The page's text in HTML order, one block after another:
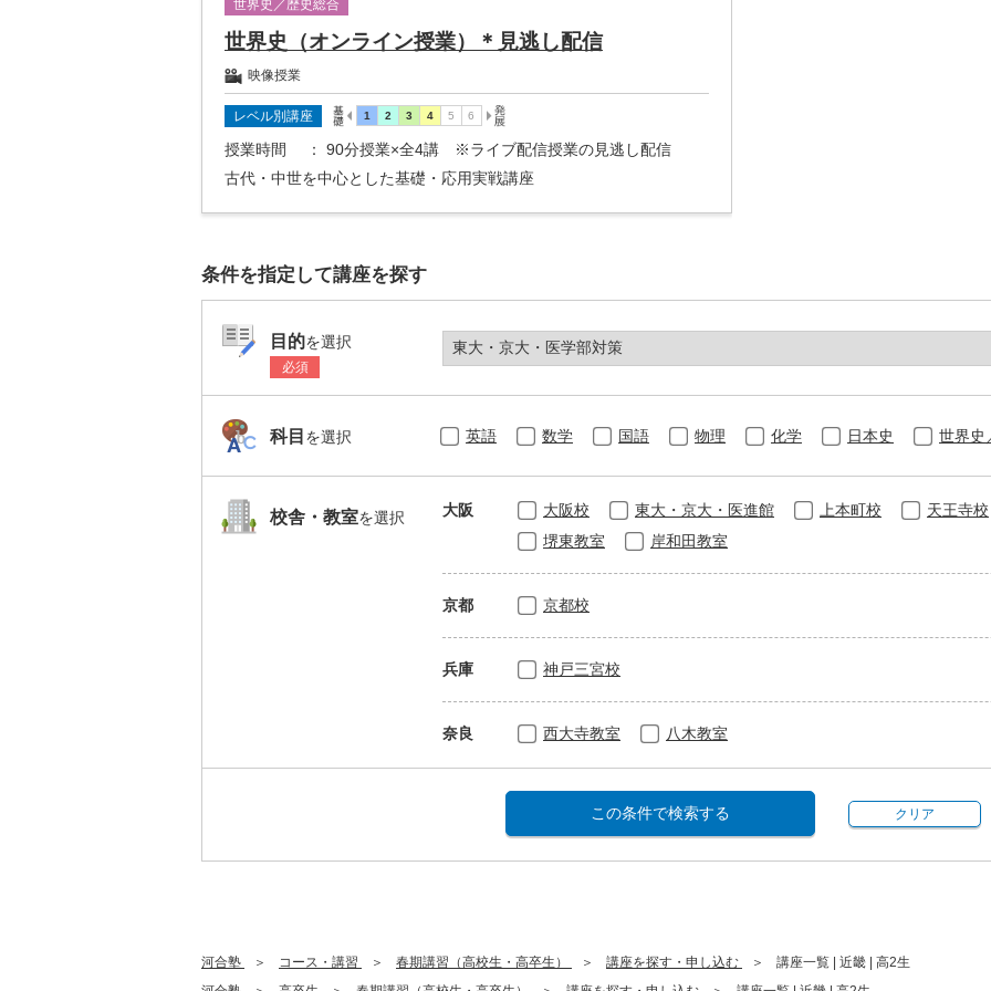
世界史／歴史総合
世界史（オンライン授業）＊見逃し配信
映像授業
レベル別講座
授業時間
： 90分授業×全4講 ※ライブ配信授業の見逃し配信
古代・中世を中心とした基礎・応用実戦講座
条件を指定して講座を探す
目的を選択
必須
科目 を選択 英語 数学 国語 物理 化学 日本史 世界史
校舎・教室を選択 大阪 大阪校 東大・京大・医進館 上本町校 天王寺校
堺東教室
岸和田教室
京都 京都校
兵庫 神戸三宮校
奈良 西大寺教室 八木教室
この条件で検索する クリア
河合塾 コース・講習 春期講習（高校生・高卒生） 講座を探す・申し込む
講座一覧 | 近畿 | 高2生